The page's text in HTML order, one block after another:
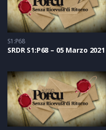
S1:P68
SRDR S1:P68 – 05 Marzo 2021